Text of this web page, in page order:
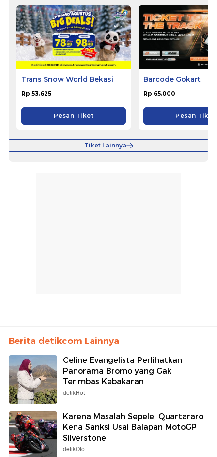
Trans Snow World Bekasi
Rp 53.625
Pesan Tiket
Barcode Gokart
Rp 65.000
Pesan Tiket
Tiket Lainnya
Berita detikcom Lainnya
Celine Evangelista Perlihatkan
Panorama Bromo yang Gak
Terimbas Kebakaran
detikHot
Karena Masalah Sepele, Quartararo
Kena Sanksi Usai Balapan MotoGP
Silverstone
detikOto